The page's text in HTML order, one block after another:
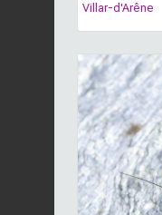
Villar-d'Arêne
Previous